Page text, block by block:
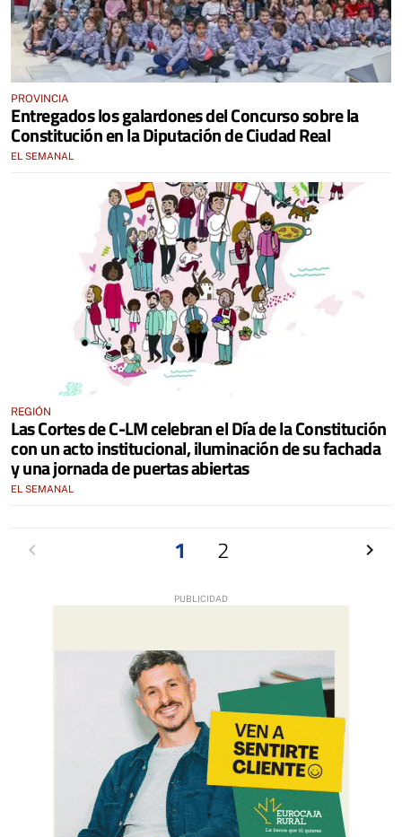
PROVINCIA
Entregados los galardones del Concurso sobre la
Constitución en la Diputación de Ciudad Real
EL SEMANAL
REGIÓN
Las Cortes de C-LM celebran el Día de la Constitución
con un acto institucional, iluminación de su fachada
y una jornada de puertas abiertas
EL SEMANAL
1 2